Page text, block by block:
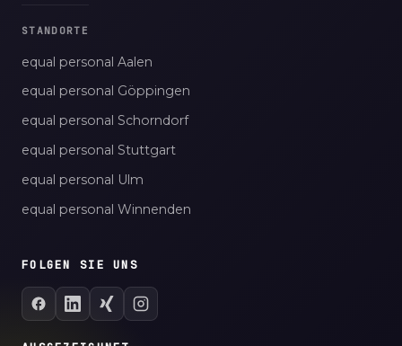
STANDORTE
equal personal Aalen
equal personal Göppingen
equal personal Schorndorf
equal personal Stuttgart
equal personal Ulm
equal personal Winnenden
FOLGEN SIE UNS